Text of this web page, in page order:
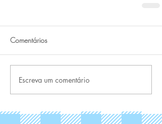
Comentários
Escreva um comentário